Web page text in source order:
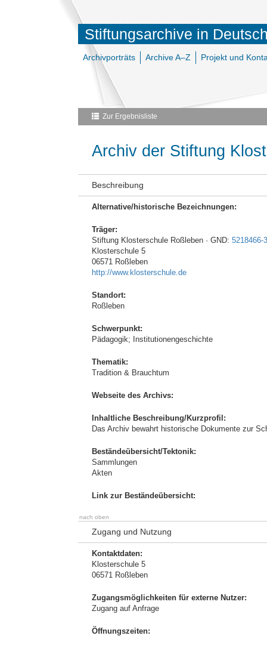
Stiftungsarchive in
Archivporträts Archive A–Z Projekt und
Zur Ergebnisliste
Archiv der Stiftung
Beschreibung
Alternative/historische Bezeichnungen:
Träger:
Stiftung Klosterschule Roßleben · GND: 5218466-3
Klosterschule 5
06571 Roßleben
http://www.klosterschule.de
Standort:
Roßleben
Schwerpunkt:
Pädagogik; Institutionengeschichte
Thematik:
Tradition & Brauchtum
Webseite des Archivs:
Inhaltliche Beschreibung/Kurzprofil:
Das Archiv bewahrt historische Dokumente zur
Beständeübersicht/Tektonik:
Sammlungen
Akten
Link zur Beständeübersicht:
nach oben
Zugang und Nutzung
Kontaktdaten:
Klosterschule 5
06571 Roßleben
Zugangsmöglichkeiten für externe Nutzer:
Zugang auf Anfrage
Öffnungszeiten: